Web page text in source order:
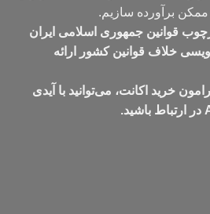
برآورده سازیم.
قوانین جمهوری اسلامی ایران
خلاف قوانین کشور ارائه
خرید اکانت، می‌توانید با آیدی